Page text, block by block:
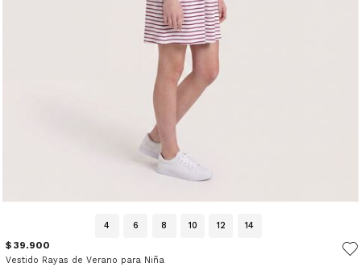
4 6 8 10 12 14
$ 39.900
Vestido Rayas de Verano para Niña